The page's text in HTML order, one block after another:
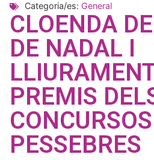
Categoria/es: General
CLOENDA
DE NADAL I
PREMIS
PESSEBRES